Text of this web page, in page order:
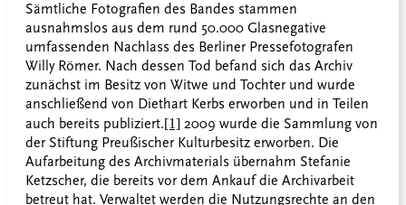
Sämtliche Fotografien des Bandes stammen
ausnahmslos aus dem rund 50.000 Glasnegative
umfassenden Nachlass des Berliner Pressefotografen
Willy Römer. Nach dessen Tod befand sich das Archiv
zunächst im Besitz von Witwe und Tochter und wurde
anschließend von Diethart Kerbs erworben und in Teilen
auch bereits publiziert.[1] 2009 wurde die Sammlung von
der Stiftung Preußischer Kulturbesitz erworben. Die
Aufarbeitung des Archivmaterials übernahm Stefanie
Ketzscher, die bereits vor dem Ankauf die Archivarbeit
betreut hat. Verwaltet werden die Nutzungsrechte an den